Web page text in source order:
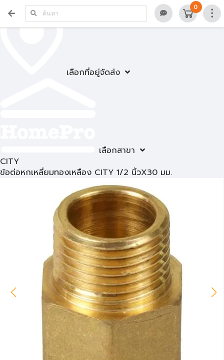
เลือกที่อยู่จัดส่ง
เลือกสาขา
0
CITY
ข้อต่อหกเหลี่ยมทองเหลือง CITY 1/2 นิ้วX30 มม.